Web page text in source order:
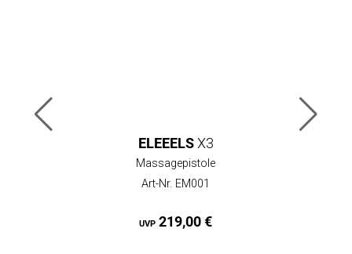
ELEEELSX3
Massagepistole
Art-Nr. EM001
UVP 219,00 €